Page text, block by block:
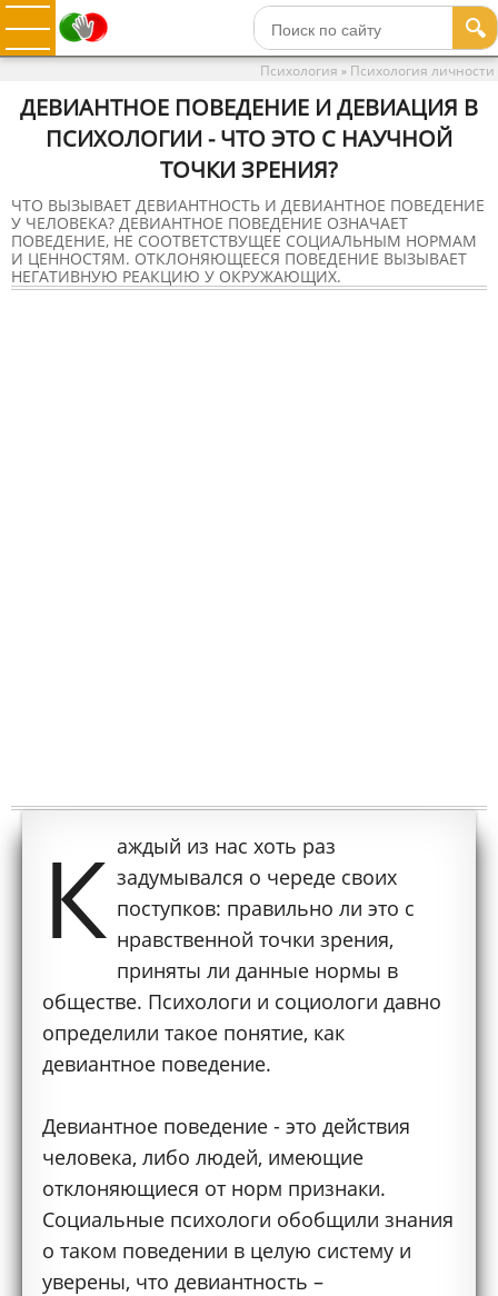
🔍
Психология » Психология личности
ДЕВИАНТНОЕ ПОВЕДЕНИЕ И ДЕВИАЦИЯ В
ПСИХОЛОГИИ - ЧТО ЭТО С НАУЧНОЙ
ТОЧКИ ЗРЕНИЯ?
ЧТО ВЫЗЫВАЕТ ДЕВИАНТНОСТЬ И ДЕВИАНТНОЕ ПОВЕДЕНИЕ
У ЧЕЛОВЕКА? ДЕВИАНТНОЕ ПОВЕДЕНИЕ ОЗНАЧАЕТ
ПОВЕДЕНИЕ, НЕ СООТВЕТСТВУЩЕЕ СОЦИАЛЬНЫМ НОРМАМ
И ЦЕННОСТЯМ. ОТКЛОНЯЮЩЕЕСЯ ПОВЕДЕНИЕ ВЫЗЫВАЕТ
НЕГАТИВНУЮ РЕАКЦИЮ У ОКРУЖАЮЩИХ.
К аждый из нас хоть раз
задумывался о череде своих
поступков: правильно ли это с
нравственной точки зрения,
приняты ли данные нормы в
обществе. Психологи и социологи давно
определили такое понятие, как
девиантное поведение.
Девиантное поведение - это действия
человека, либо людей, имеющие
отклоняющиеся от норм признаки.
Социальные психологи обобщили знания
о таком поведении в целую систему и
уверены, что девиантность –